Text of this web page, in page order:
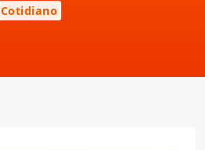
Cotidiano